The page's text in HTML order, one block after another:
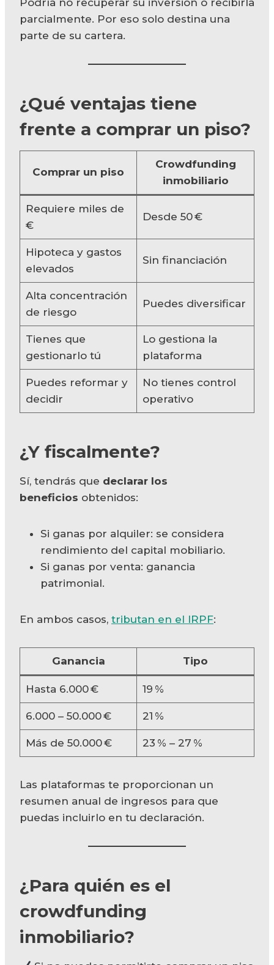
parcialmente. Por eso solo destina una
parte de su cartera.
¿Qué ventajas tiene
frente a comprar un piso?
Comprar un piso
Crowdfunding
inmobiliario
Requiere miles de
€
Desde 50 €
Hipoteca y gastos
elevados
Sin financiación
Alta concentración
de riesgo
Puedes diversificar
Tienes que
gestionarlo tú
Lo gestiona la
plataforma
Puedes reformar y
decidir
No tienes control
operativo
¿Y fiscalmente?
Sí, tendrás que declarar los
beneficios obtenidos:
Si ganas por alquiler: se considera
rendimiento del capital mobiliario.
Si ganas por venta: ganancia
patrimonial.
En ambos casos, tributan en el IRPF:
Ganancia Tipo
Hasta 6.000 € 19 %
6.000 – 50.000 € 21 %
Más de 50.000 € 23 % – 27 %
Las plataformas te proporcionan un
resumen anual de ingresos para que
puedas incluirlo en tu declaración.
¿Para quién es el
crowdfunding
inmobiliario?